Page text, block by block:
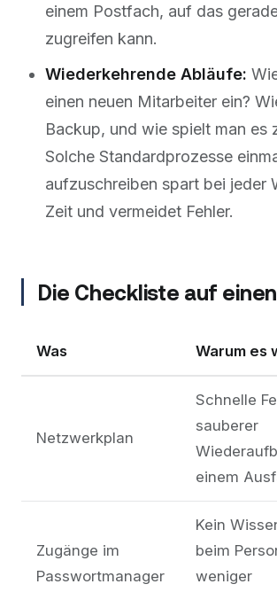
einem Postfach, auf das
zugreifen kann.
Wiederkehrende Abläufe:
einen neuen Mitarbeiter ein?
Backup, und wie spielt man es
Solche Standardprozesse
aufzuschreiben spart bei jeder
Zeit und vermeidet Fehler.
Die Checkliste auf
Was Warum es
Netzwerkplan
Schnelle
sauberer
einem
Zugänge im
Passwortmanager
Kein
beim
weniger